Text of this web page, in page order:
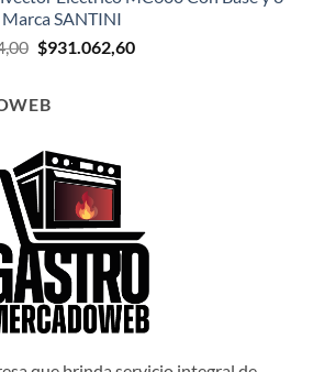
era:
$1.047.174,00.$942.456,60.
SANTINI
El
era:
$931.062,60El